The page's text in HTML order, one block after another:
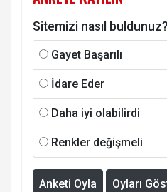
Sitemizi nasıl buldunuz?
Gayet Başarılı
İdare Eder
Daha iyi olabilirdi
Renkler değişmeli
Anketi Oyla Oyları